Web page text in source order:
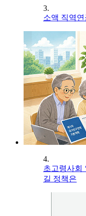
3.
소액 직역
4.
초고령사회
길 정책은